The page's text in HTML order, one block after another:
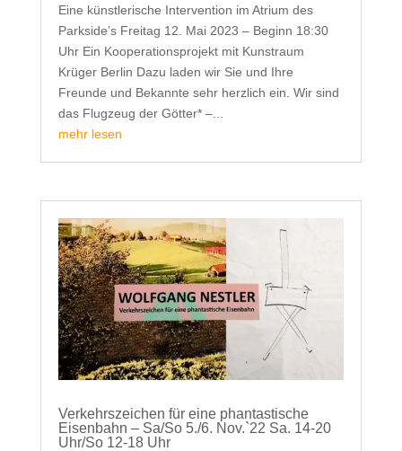
Eine künstlerische Intervention im Atrium des
Parkside’s Freitag 12. Mai 2023 – Beginn 18:30
Uhr Ein Kooperationsprojekt mit Kunstraum
Krüger Berlin Dazu laden wir Sie und Ihre
Freunde und Bekannte sehr herzlich ein. Wir sind
das Flugzeug der Götter* –...
mehr lesen
Verkehrszeichen für eine phantastische
Eisenbahn – Sa/So 5./6. Nov.`22 Sa. 14-20
Uhr/So 12-18 Uhr